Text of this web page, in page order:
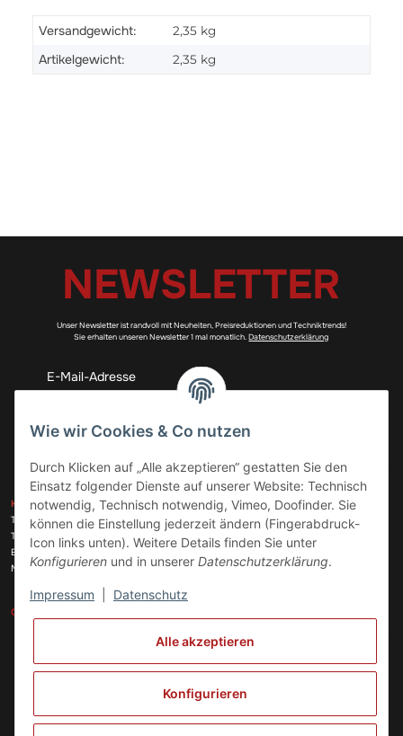
Versandgewicht: 2,35 kg
Artikelgewicht: 2,35 kg
NEWSLETTER
Unser Newsletter ist randvoll mit Neuheiten, Preisreduktionen und Techniktrends!
Sie erhalten unseren Newsletter 1 mal monatlich.Datenschutzerklärung
Abonnieren
KONTAKT
Telefon:+49 (0)6074 816 08 0
Telefax:
+49 (0)6074 215 08 60
E-Mail:
info@meinhausgeraetedoc.de
Max Planck Str. 6 c, 63322 Rödermark
GESETZLICHE INFORMATIONEN
ZAHLUNGSARTEN
VERSANDARTEN
Vertrag widerrufen
Wie wir Cookies & Co nutzen
Durch Klicken auf „Alle akzeptieren“ gestatten Sie den
Einsatz folgender Dienste auf unserer Website: Technisch
notwendig, Technisch notwendig, Vimeo, Doofinder. Sie
können die Einstellung jederzeit ändern (Fingerabdruck-
Icon links unten). Weitere Details finden Sie unter
Konfigurieren und in unserer Datenschutzerklärung.
Impressum Datenschutz
Alle akzeptieren
Konfigurieren